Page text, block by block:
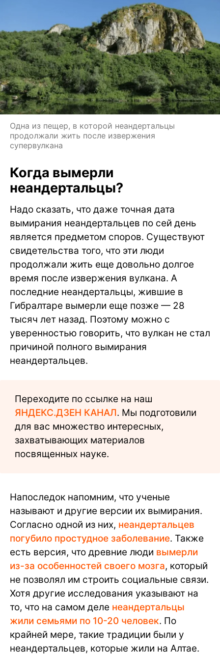
Одна из пещер, в которой неандертальцы
продолжали жить после извержения
супервулкана
Когда вымерли
неандертальцы?
Надо сказать, что даже точная дата
вымирания неандертальцев по сей день
является предметом споров. Существуют
свидетельства того, что эти люди
продолжали жить еще довольно долгое
время после извержения вулкана. А
последние неандертальцы, жившие в
Гибралтаре вымерли еще позже — 28
тысяч лет назад. Поэтому можно с
уверенностью говорить, что вулкан не стал
причиной полного вымирания
неандертальцев.
Переходите по ссылке на наш
ЯНДЕКС.ДЗЕН КАНАЛ. Мы подготовили
для вас множество интересных,
захватывающих материалов
посвященных науке.
Напоследок напомним, что ученые
называют и другие версии их вымирания.
Согласно одной из них, неандертальцев
погубило простудное заболевание. Также
есть версия, что древние люди вымерли
из-за особенностей своего мозга, который
не позволял им строить социальные связи.
Хотя другие исследования указывают на
то, что на самом деле неандертальцы
жили семьями по 10-20 человек. По
крайней мере, такие традиции были у
неандертальцев, которые жили на Алтае.